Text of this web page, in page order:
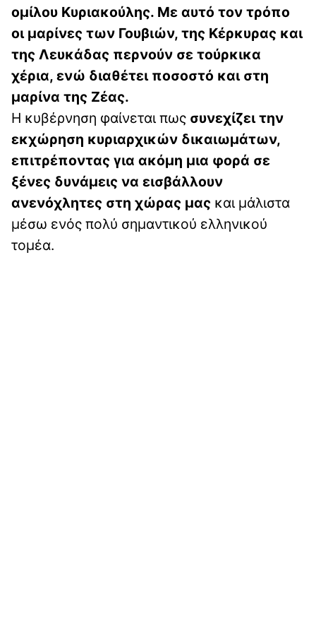
ομίλου Κυριακούλης. Mε αυτό τον τρόπο
οι μαρίνες των Γουβιών, της Κέρκυρας και
της Λευκάδας περνούν σε τούρκικα
χέρια, ενώ διαθέτει ποσοστό και στη
μαρίνα της Ζέας.
Η κυβέρνηση φαίνεται πως συνεχίζει την
εκχώρηση κυριαρχικών δικαιωμάτων,
επιτρέποντας για ακόμη μια φορά σε
ξένες δυνάμεις να εισβάλλουν
ανενόχλητες στη χώρας μας και μάλιστα
μέσω ενός πολύ σημαντικού ελληνικού
τομέα.